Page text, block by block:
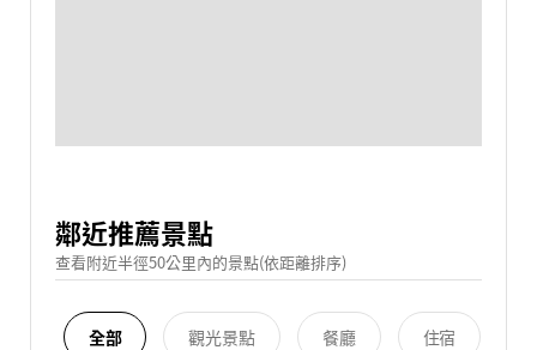
鄰近推薦景點
查看附近半徑50公里內的景點(依距離排序)
全部 觀光景點 餐廳 住宿